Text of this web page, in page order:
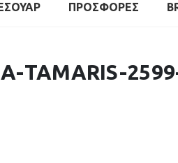
ΠΡΟΣΦΟΡΕΣ
TAMARIS-